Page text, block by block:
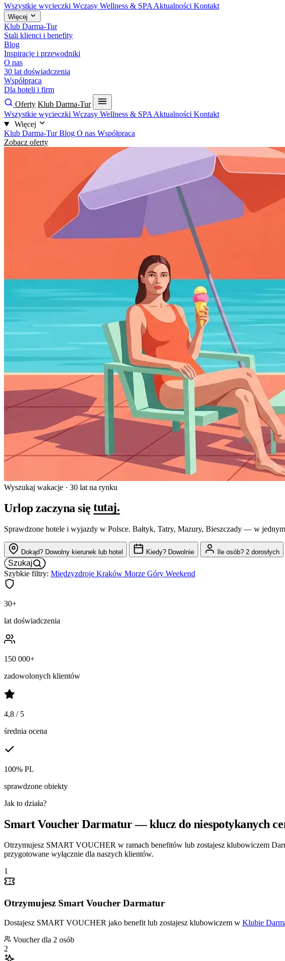
Wszystkie wycieczki Wczasy Wellness & SPA Aktualności Kontakt
Więcej
Klub Darma-Tur
Stali klienci i benefity
Blog
Inspiracje i przewodniki
O nas
30 lat doświadczenia
Współpraca
Dla hoteli i firm
Oferty Klub Darma-Tur
Wszystkie wycieczki Wczasy Wellness & SPA Aktualności Kontakt
Więcej
Klub Darma-TurBlog O nas Współpraca
Zobacz oferty
Wyszukaj wakacje · 30 lat na rynku
Urlop zaczyna siętutaj.
Sprawdzone hotele i wyjazdy w Polsce. Bałtyk, Tatry, Mazury, Bieszczady — w
Dokąd? Dowolny kierunek lub hotel Kiedy? Dowolnie Ile osób? 2 dorosłych
Szukaj
Szybkie filtry: Międzyzdroje Kraków Morze Góry Weekend
30+
lat doświadczenia
150 000+
zadowolonych klientów
4,8 / 5
średnia ocena
100% PL
sprawdzone obiekty
Jak to działa?
Smart Voucher Darmatur — klucz do niespotykanych
Otrzymujesz SMART VOUCHER w ramach benefitów lub zostajesz klubowiczem
przygotowane wyłącznie dla naszych klientów.
1
Otrzymujesz Smart Voucher Darmatur
Dostajesz SMART VOUCHER jako benefit lub zostajesz klubowiczem w Klubie
Voucher dla 2 osób
2